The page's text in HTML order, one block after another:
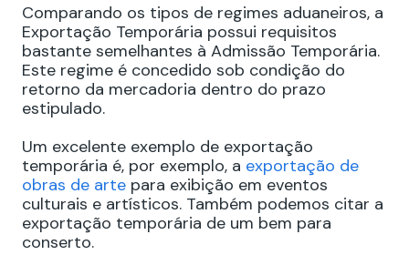
Comparando os tipos de regimes aduaneiros, a
Exportação Temporária possui requisitos
bastante semelhantes à Admissão Temporária.
Este regime é concedido sob condição do
retorno da mercadoria dentro do prazo
estipulado.
Um excelente exemplo de exportação
temporária é, por exemplo, a exportação de
obras de arte para exibição em eventos
culturais e artísticos. Também podemos citar a
exportação temporária de um bem para
conserto.